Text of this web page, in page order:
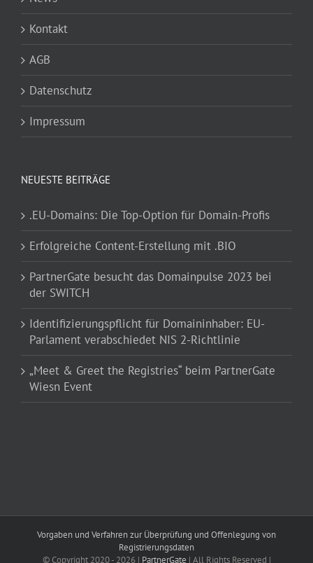
Kontakt
AGB
Datenschutz
Impressum
NEUESTE BEITRÄGE
.EU-Domains: Die Top-Option für Domain-Profis
Erfolgreiche Content-Erstellung mit .BIO
PartnerGate besucht das Domainpulse 2023 bei
der SWITCH
Identifizierungspflicht für Domaininhaber: EU-
Parlament verabschiedet NIS 2-Richtlinie
„Meet & Greet the Registries“ beim PartnerGate
Wiesn Event
Vorgaben und Verfahren zur Überprüfung und Offenlegung von
Registrierungsdaten
© Copyright 2020 - 2026 | PartnerGate | All Rights Reserved |